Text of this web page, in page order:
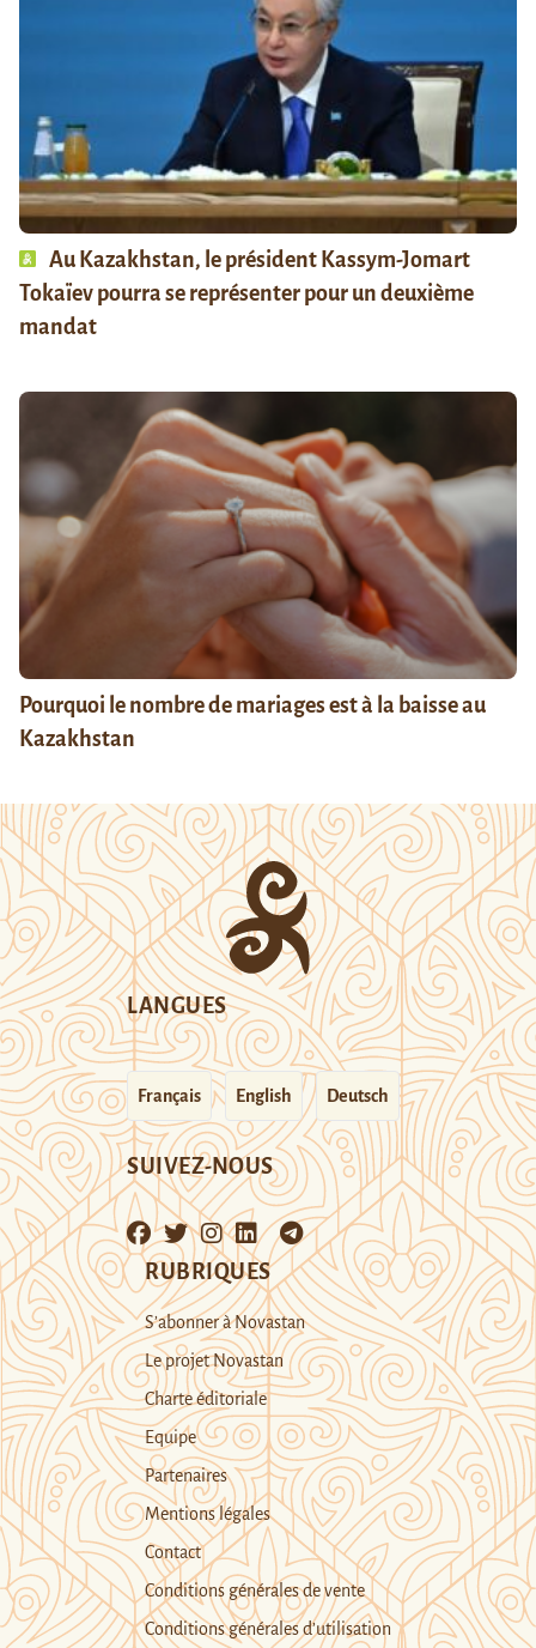
Au Kazakhstan, le président Kassym-Jomart
Tokaïev pourra se représenter pour un deuxième
mandat
Pourquoi le nombre de mariages est à la baisse au
Kazakhstan
LANGUES
Français English Deutsch
SUIVEZ-NOUS
RUBRIQUES
S’abonner à Novastan
Le projet Novastan
Charte éditoriale
Equipe
Partenaires
Mentions légales
Contact
Conditions générales de vente
Conditions générales d’utilisation